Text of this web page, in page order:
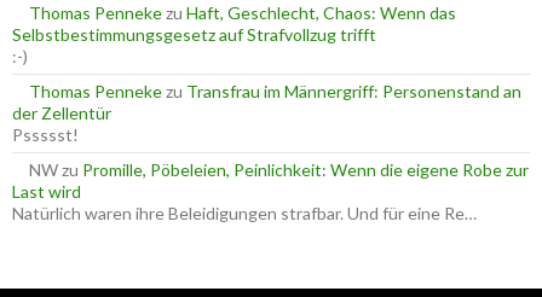
Thomas Pennekezu Haft, Geschlecht, Chaos: Wenn das
Selbstbestimmungsgesetz auf Strafvollzug trifft
:-)
Thomas Pennekezu Transfrau im Männergriff: Personenstand an
der Zellentür
Pssssst!
NWzu Promille, Pöbeleien, Peinlichkeit: Wenn die eigene Robe zur
Last wird
Natürlich waren ihre Beleidigungen strafbar. Und für eine Re…